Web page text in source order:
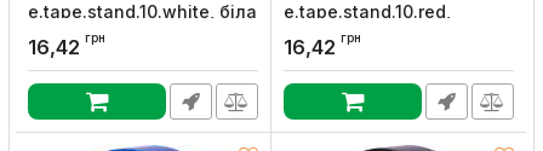
e.tape.stand.10.white, біла
(10м), E.NEXT
Артикул:
16,42 грн
e.tape.stand.10.red,
червона (10м), E.NEXT
Артикул:
16,42 грн